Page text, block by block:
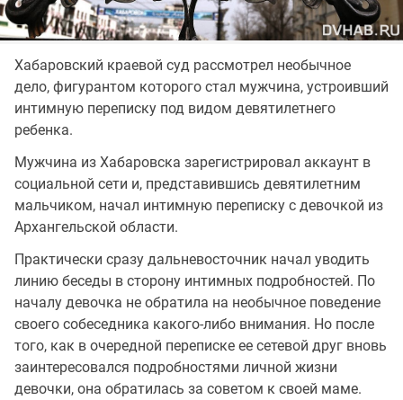
Хабаровский краевой суд рассмотрел необычное
дело, фигурантом которого стал мужчина, устроивший
интимную переписку под видом девятилетнего
ребенка.
Мужчина из Хабаровска зарегистрировал аккаунт в
социальной сети и, представившись девятилетним
мальчиком, начал интимную переписку с девочкой из
Архангельской области.
Практически сразу дальневосточник начал уводить
линию беседы в сторону интимных подробностей. По
началу девочка не обратила на необычное поведение
своего собеседника какого-либо внимания. Но после
того, как в очередной переписке ее сетевой друг вновь
заинтересовался подробностями личной жизни
девочки, она обратилась за советом к своей маме.